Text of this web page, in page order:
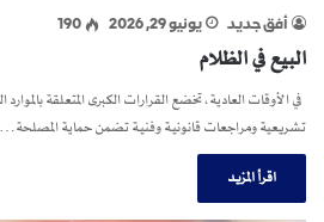
أفق جديد يونيو 29, 2026 190
البيع في الظلام
في الأوقات العادية، تخضع القرارات الكبرى المتعلقة
تشريعية ومراجعات قانونية وفنية تضمن حماية المصلحة…
اقرأ المزيد